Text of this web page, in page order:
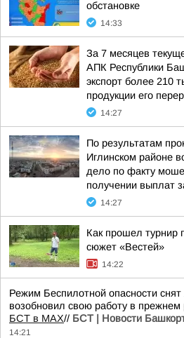
обстановке
14:33
За 7 месяцев
АПК Республики
экспорт более 210
продукции его
14:27
По результатам
Иглинском районе
дело по факту
получении выплат
14:27
Как прошел турнир
сюжет «Вестей»
14:22
Режим Беспилотной опасности
возобновил свою работу в
БСТ в МАХ// БСТ | Новости
14:21